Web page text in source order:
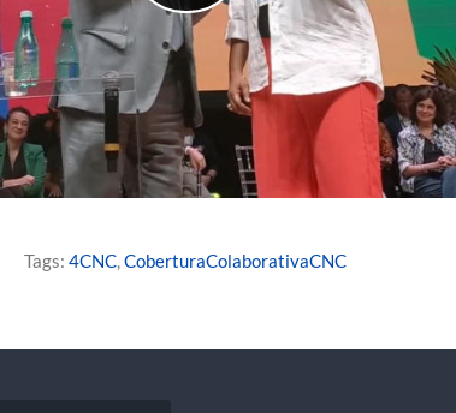
Tags: 4CNC,CoberturaColaborativaCNC